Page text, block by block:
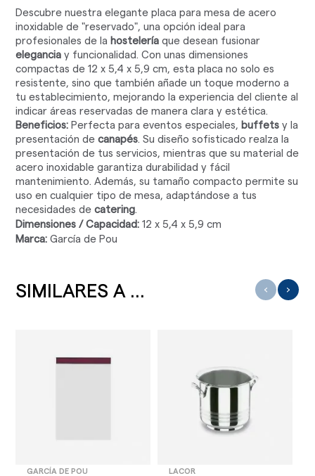
Descubre nuestra elegante placa para mesa de acero
inoxidable de "reservado", una opción ideal para
profesionales de la hostelería que desean fusionar
elegancia y funcionalidad. Con unas dimensiones
compactas de 12 x 5,4 x 5,9 cm, esta placa no solo es
resistente, sino que también añade un toque moderno a
tu establecimiento, mejorando la experiencia del cliente al
indicar áreas reservadas de manera clara y estética.
Beneficios: Perfecta para eventos especiales, buffets y la
presentación decanapés. Su diseño sofisticado realza la
presentación de tus servicios, mientras que su material de
acero inoxidable garantiza durabilidad y fácil
mantenimiento. Además, su tamaño compacto permite su
uso en cualquier tipo de mesa, adaptándose a tus
necesidades decatering.
Dimensiones / Capacidad: 12 x 5,4 x 5,9 cm
Marca: García de Pou
SIMILARES A ...
GARCÍA DE POU LACOR
‹ ›